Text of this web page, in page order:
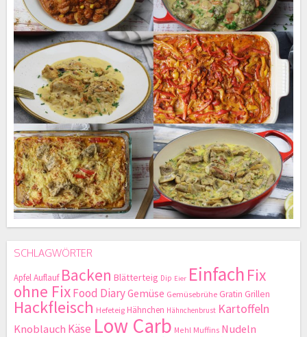
SCHLAGWÖRTER
ApfelAuflauf Backen Blätterteig Dip Eier Einfach Fix
ohne FixFood DiaryGemüse Gemüsebrühe Gratin Grillen
Hackfleisch Hefeteig Hähnchen Hähnchenbrust Kartoffeln
Knoblauch Käse Low Carb Mehl Muffins Nudeln